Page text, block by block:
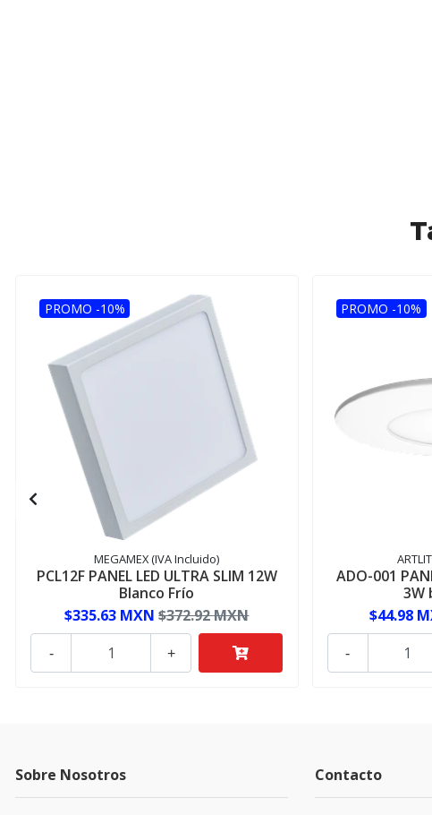
PROMO -10%
MEGAMEX (IVA Incluido)
PCL12F PANEL LED ULTRA SLIM 12W
Blanco Frío
$335.63 MXN $372.92 MXN
+
-
PROMO -10%
ADO-001
3W
$44.98
-
Sobre Nosotros Contacto